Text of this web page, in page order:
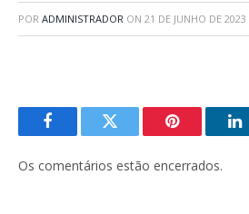
POR ADMINISTRADOR ON 21 DE JUNHO DE 2023
FacebookTwitter Pinterest
Os comentários estão encerrados.